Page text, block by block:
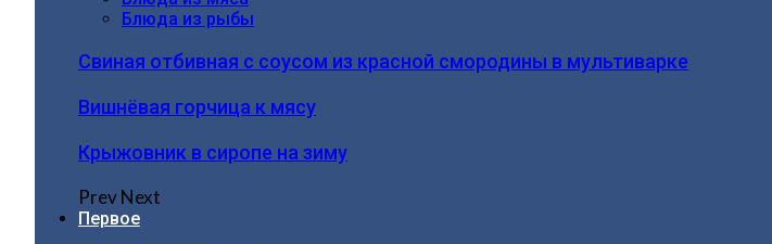
Блюда из рыбы
Свиная отбивная с соусом из красной смородины в мультиварке
Вишнёвая горчица к мясу
Крыжовник в сиропе на зиму
PrevNext
Первое